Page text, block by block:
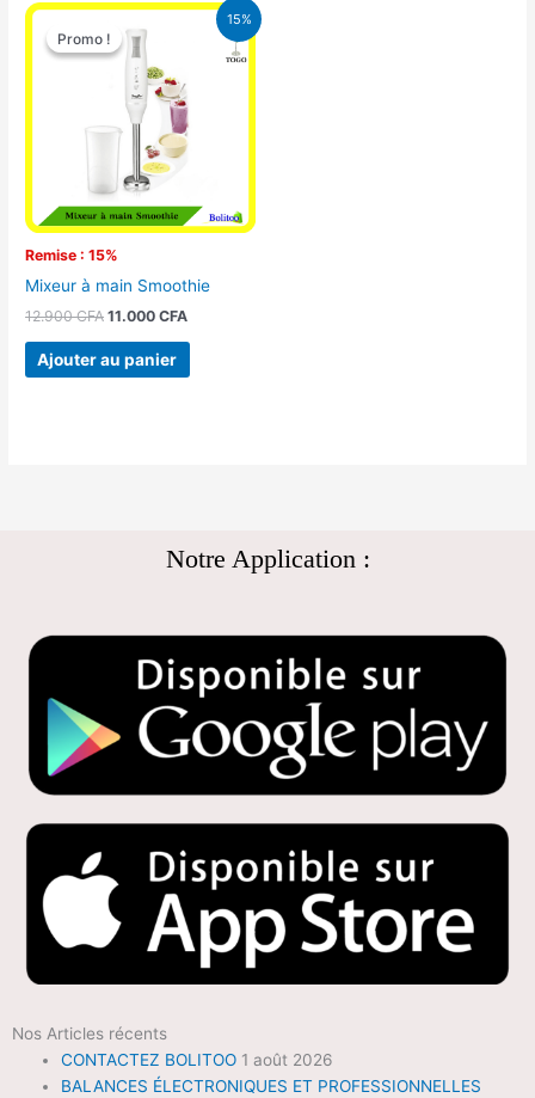
15%
Promo !
Remise : 15%
Promo !
Mixeur à main Smoothie
12.900CFA
Le
prix
initial
était :
12.900 CFA.
11.000CFA
Le
Ajouter au panier
Notre Application :
Nos Articles récents
CONTACTEZ BOLITOO 1 août 2026
BALANCES ÉLECTRONIQUES ET PROFESSIONNELLES